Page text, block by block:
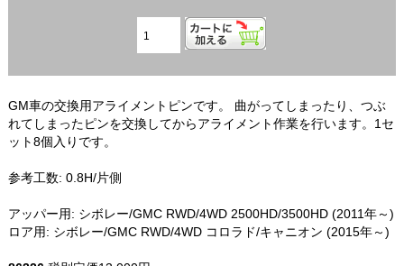
GM車の交換用アライメントピンです。 曲がってしまったり、つぶ
れてしまったピンを交換してからアライメント作業を行います。1セ
ット8個入りです。
参考工数: 0.8H/片側
アッパー用: シボレー/GMC RWD/4WD 2500HD/3500HD (2011年～)
ロア用: シボレー/GMC RWD/4WD コロラド/キャニオン (2015年～)